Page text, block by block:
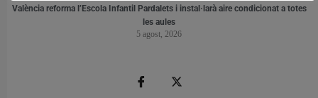
València reforma l’Escola Infantil Pardalets i instal·larà aire condicionat a totes
les aules
5 agost, 2026